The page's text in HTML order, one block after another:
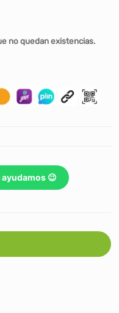
no quedan existencias.
😉